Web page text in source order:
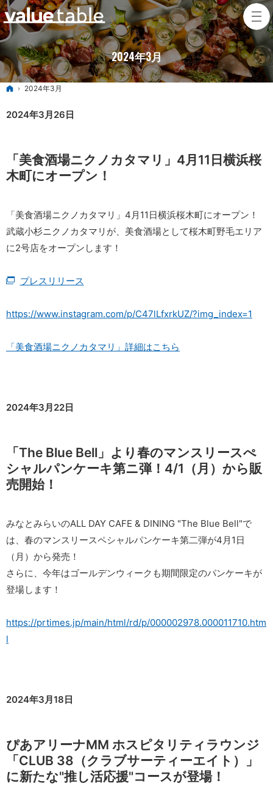
2024年3月
ホーム
2024年3月
2024年3月26日
「美食酒場ニクノカタマリ」4月11日横浜桜
木町にオープン！
「美食酒場ニクノカタマリ」4月11日横浜桜木町にオープン！
武蔵小杉ニクノカタマリが、美食酒場として桜木町野毛エリア
に2号店をオープンします！
プレスリリース
https://www.instagram.com/p/C47lLfxrkUZ/?img_index=1
「美食酒場ニクノカタマリ」詳細はこちら
2024年3月22日
「The Blue Bell」より春のマンスリースぺ
シャルパンケーキ第ニ弾！4/1（月）から販
売開始！
みなとみらいのALL DAY CAFE & DINING "The Blue Bell"で
は、春のマンスリースペシャルパンケーキ第二弾が4月1日
（月）から発売！
さらに、今年はゴールデンウィークも期間限定のパンケーキが
登場します！
https://prtimes.jp/main/html/rd/p/000002978.000011710.htm
l
2024年3月18日
ぴあアリーナMM ホスピタリティラウンジ
「CLUB 38（クラブサーティーエイト）」
に新たな"推し活応援"コースが登場！